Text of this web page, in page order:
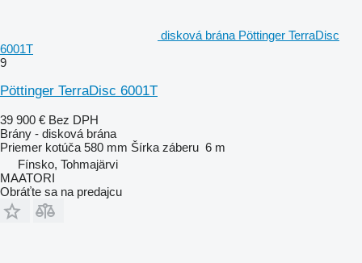
disková brána Pöttinger TerraDisc
6001T
9
Pöttinger TerraDisc 6001T
39 900 € Bez DPH
Brány - disková brána
Priemer kotúča 580 mm Šírka záberu 6 m
Fínsko, Tohmajärvi
MAATORI
Obráťte sa na predajcu